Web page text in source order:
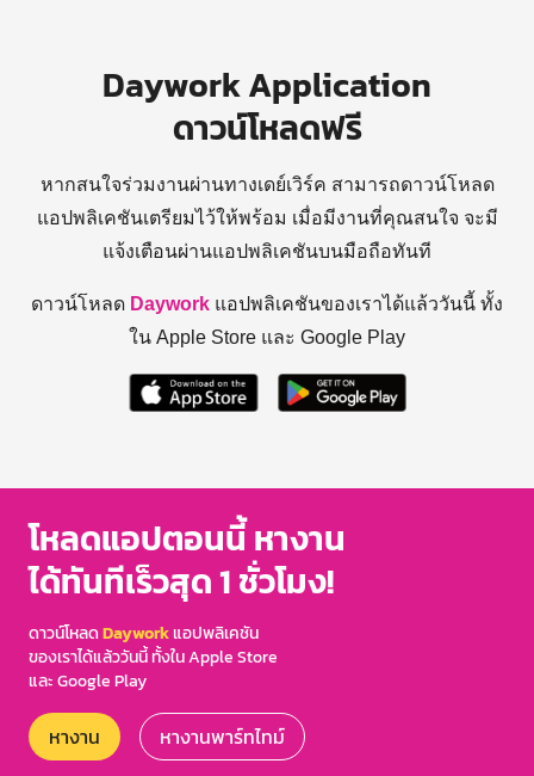
Daywork Application
ดาวน์โหลดฟรี
หากสนใจร่วมงานผ่านทางเดย์เวิร์ค สามารถดาวน์โหลด
แอปพลิเคชันเตรียมไว้ให้พร้อม เมื่อมีงานที่คุณสนใจ จะมี
แจ้งเตือนผ่านแอปพลิเคชันบนมือถือทันที
ดาวน์โหลด Daywork แอปพลิเคชันของเราได้แล้ววันนี้ ทั้ง
ใน Apple Store และ Google Play
โหลดแอปตอนนี้ หางาน
ได้ทันทีเร็วสุด 1 ชั่วโมง!
ดาวน์โหลดDayworkแอปพลิเคชัน
ของเราได้แล้ววันนี้ ทั้งใน Apple Store
และ Google Play
หางาน หางานพาร์ทไทม์